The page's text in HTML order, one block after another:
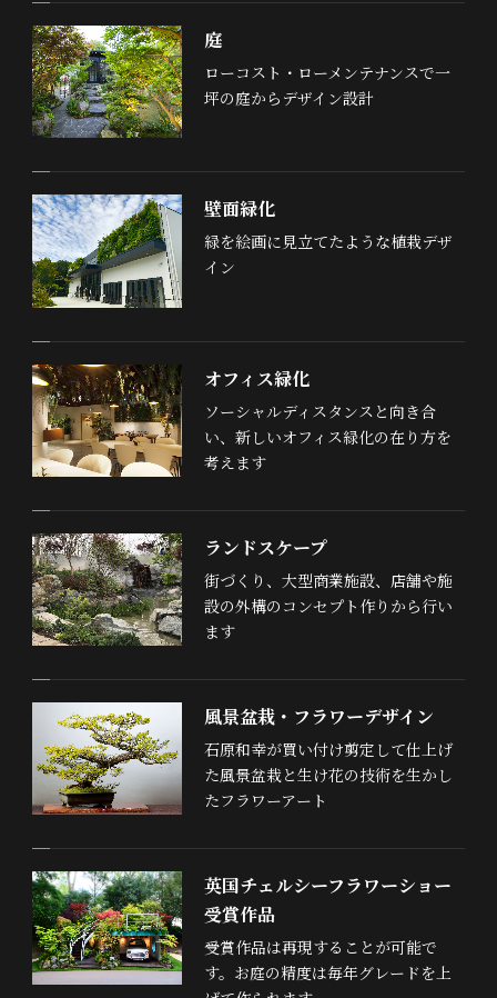
庭
ローコスト・ローメンテナンスで一
坪の庭からデザイン設計
壁面緑化
緑を絵画に見立てたような植栽デザ
イン
オフィス緑化
ソーシャルディスタンスと向き合
い、新しいオフィス緑化の在り方を
考えます
ランドスケープ
街づくり、大型商業施設、店舗や施
設の外構のコンセプト作りから行い
ます
風景盆栽・フラワーデザイン
石原和幸が買い付け剪定して仕上げ
た風景盆栽と生け花の技術を生かし
たフラワーアート
英国チェルシーフラワーショー
受賞作品
受賞作品は再現することが可能で
す。お庭の精度は毎年グレードを上